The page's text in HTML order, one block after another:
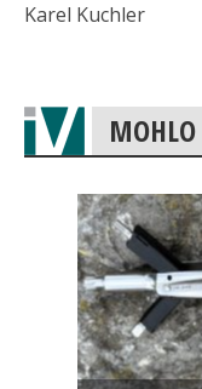
Karel Kuchler